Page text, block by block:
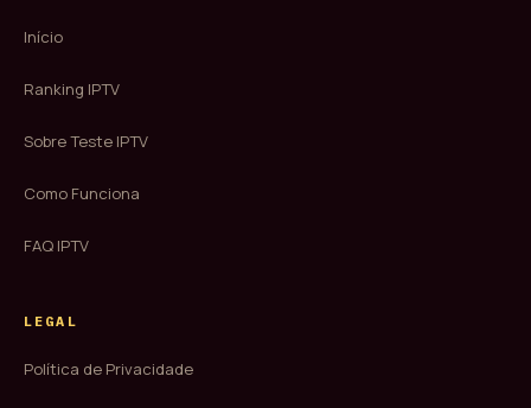
Início
Ranking IPTV
Sobre Teste IPTV
Como Funciona
FAQ IPTV
LEGAL
Política de Privacidade